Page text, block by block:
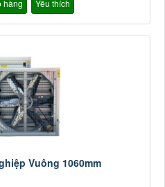
hàng Yêu thích
Vuông 1060mm